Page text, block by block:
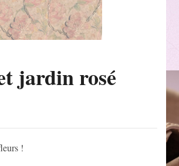
jardin rosé
!